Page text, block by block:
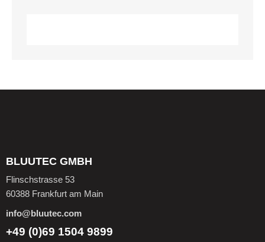
BLUUTEC GMBH
Flinschstrasse 53
60388 Frankfurt am Main
info@bluutec.com
+49 (0)69 1504 9899